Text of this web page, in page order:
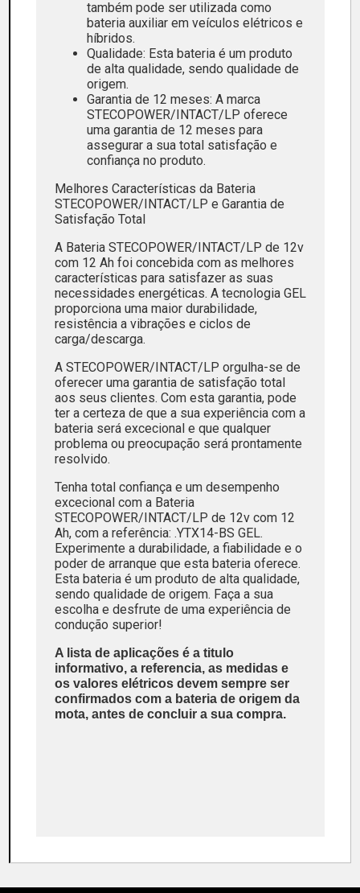
também pode ser utilizada como
bateria auxiliar em veículos elétricos e
híbridos.
Qualidade: Esta bateria é um produto
de alta qualidade, sendo qualidade de
origem.
Garantia de 12 meses: A marca
STECOPOWER/INTACT/LP oferece
uma garantia de 12 meses para
assegurar a sua total satisfação e
confiança no produto.
Melhores Características da Bateria
STECOPOWER/INTACT/LP e Garantia de
Satisfação Total
A Bateria STECOPOWER/INTACT/LP de 12v
com 12 Ah foi concebida com as melhores
características para satisfazer as suas
necessidades energéticas. A tecnologia GEL
proporciona uma maior durabilidade,
resistência a vibrações e ciclos de
carga/descarga.
A STECOPOWER/INTACT/LP orgulha-se de
oferecer uma garantia de satisfação total
aos seus clientes. Com esta garantia, pode
ter a certeza de que a sua experiência com a
bateria será excecional e que qualquer
problema ou preocupação será prontamente
resolvido.
Tenha total confiança e um desempenho
excecional com a Bateria
STECOPOWER/INTACT/LP de 12v com 12
Ah, com a referência: .YTX14-BS GEL.
Experimente a durabilidade, a fiabilidade e o
poder de arranque que esta bateria oferece.
Esta bateria é um produto de alta qualidade,
sendo qualidade de origem. Faça a sua
escolha e desfrute de uma experiência de
condução superior!
A lista de aplicações é a titulo
informativo, a referencia, as medidas e
os valores elétricos devem sempre ser
confirmados com a bateria de origem da
mota, antes de concluir a sua compra.